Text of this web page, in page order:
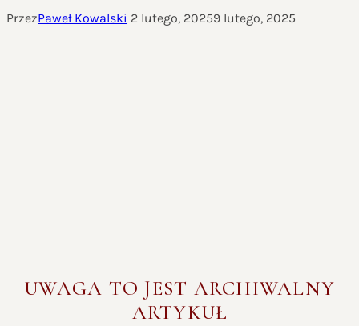
PrzezPaweł Kowalski 2 lutego, 20259 lutego, 2025
UWAGA TO JEST ARCHIWALNY
ARTYKUŁ